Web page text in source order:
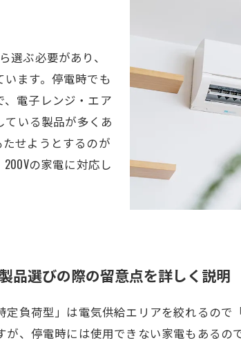
ぶ必要があり、
ます。停電時でも
電子レンジ・エア
ている製品が多くあ
せようとするのが
の家電に対応し
製品選びの際の留意点を詳しく説明
定負荷型」は電気供給エリアを絞れるの
が、停電時には使用できない家電もある